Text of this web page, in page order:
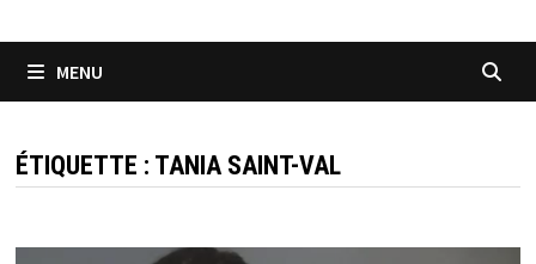
MENU
ÉTIQUETTE : TANIA SAINT-VAL